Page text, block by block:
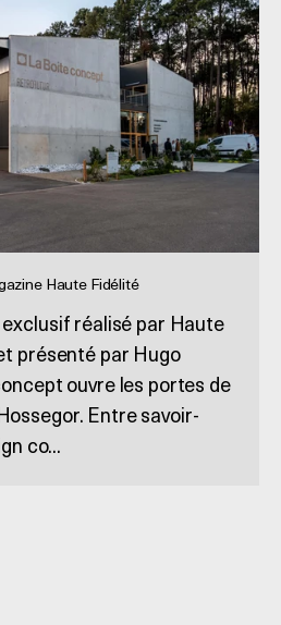
Haute Fidélité
réalisé par Haute
présenté par Hugo
ouvre les portes de
Entre savoir-
co...